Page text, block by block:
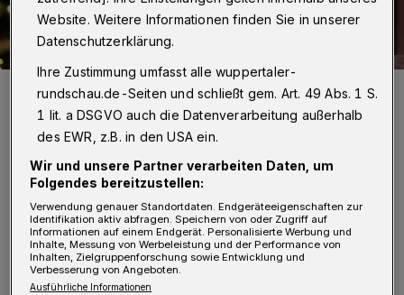
Eine gefährliche Situation ...
D och brennende Kerzen sind ein
Hauptgrund für die im Dezember stark
steigende Zahl der Wohnungsbrände.
Website. Weitere Informationen finden Sie in unserer
Datenschutzerklärung.
Ihre Zustimmung umfasst alle wuppertaler-
rundschau.de-Seiten und schließt gem. Art. 49 Abs. 1 S.
1 lit. a DSGVO auch die Datenverarbeitung außerhalb
des EWR, z.B. in den USA ein.
Wir und unsere Partner verarbeiten Daten, um
Folgendes bereitzustellen:
Verwendung genauer Standortdaten. Endgeräteeigenschaften zur
Identifikation aktiv abfragen. Speichern von oder Zugriff auf
Informationen auf einem Endgerät. Personalisierte Werbung und
Inhalte, Messung von Werbeleistung und der Performance von
Inhalten, Zielgruppenforschung sowie Entwicklung und
Verbesserung von Angeboten.
Ausführliche Informationen